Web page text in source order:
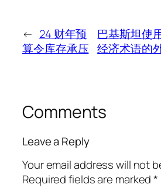
← 24 财年预
算令库存承压
巴基斯坦使
经济术语的
Comments
Leave a Reply
Your email address will not
Required fields are marked*